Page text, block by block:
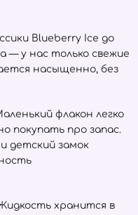
Blueberry Ice до
— у нас только свежие
насыщенно, без
флакон легко
покупать про запас.
детский замок
хранится в